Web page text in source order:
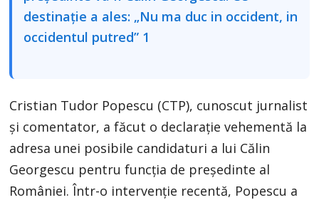
Cristian Tudor Popescu (CTP), cunoscut jurnalist
și comentator, a făcut o declarație vehementă la
adresa unei posibile candidaturi a lui Călin
Georgescu pentru funcția de președinte al
României. Într-o intervenție recentă, Popescu a